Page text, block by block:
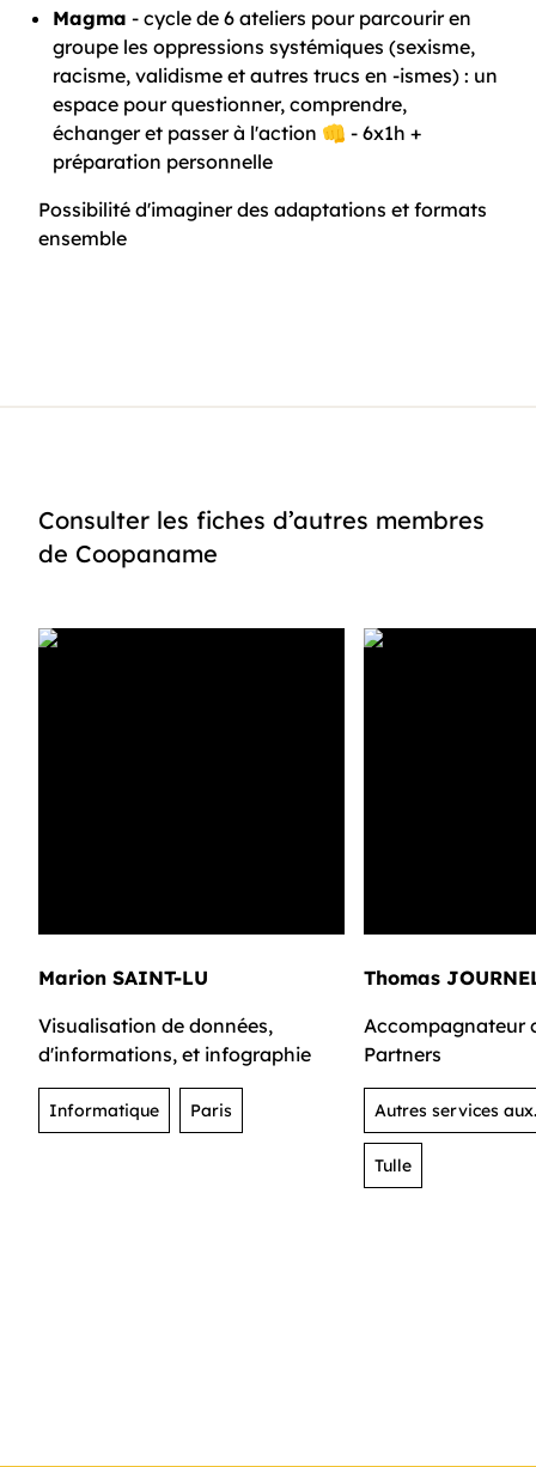
Magma - cycle de 6 ateliers pour parcourir en
groupe les oppressions systémiques (sexisme,
racisme, validisme et autres trucs en -ismes) : un
espace pour questionner, comprendre,
échanger et passer à l'action 👊 - 6x1h +
préparation personnelle
Possibilité d'imaginer des adaptations et formats
ensemble
Consulter les fiches d’autres membres
de Coopaname
Marion SAINT-LU
Visualisation de données,
d'informations, et infographie
Informatique Paris
Thomas
Accompagnateur
Partners
Autres services aux
organisations
Tulle